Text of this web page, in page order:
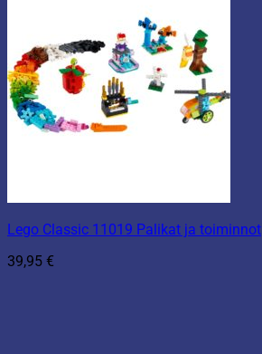
Lego Classic 11019 Palikat ja toiminnot
39,95 €